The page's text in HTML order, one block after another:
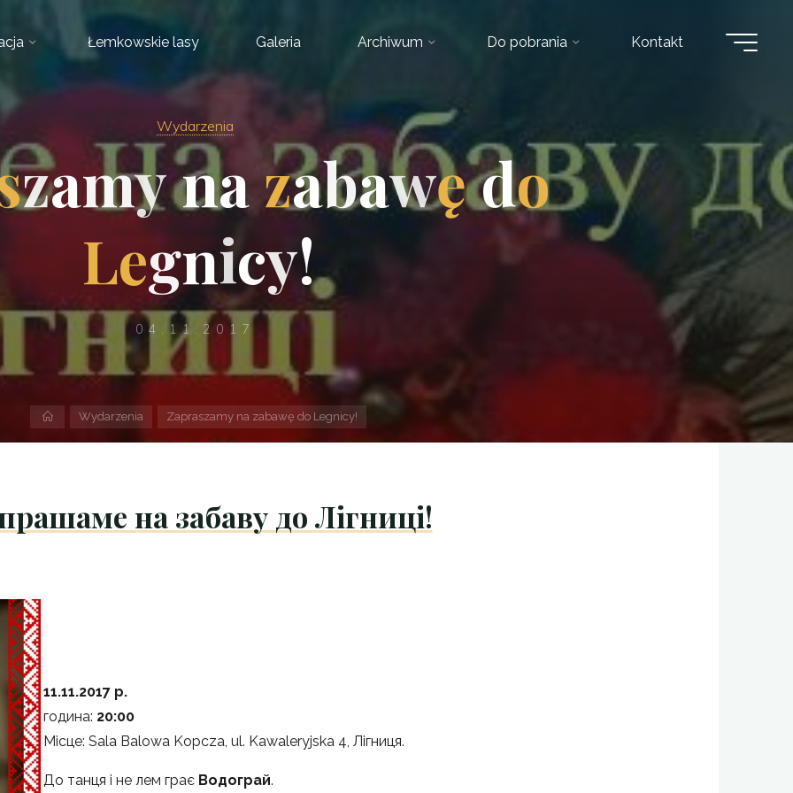
Łemkowskie lasy Galeria Archiwum Do pobrania Kontakt
Wydarzenia
zamynazabawędo
Legnicy!
04.11.2017
Strona
domowa
Wydarzenia Zapraszamy na zabawę do Legnicy!
на забаву до Лігниці!
11.11.2017 р.
година: 20:00
Місце: Sala Balowa Kopcza, ul. Kawaleryjska 4, Лігниця.
До танця і не лем грає Водограй.